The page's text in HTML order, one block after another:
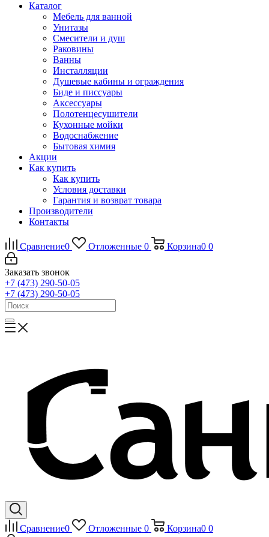
Каталог
Мебель для ванной
Унитазы
Смесители и душ
Раковины
Ванны
Инсталляции
Душевые кабины и ограждения
Биде и писсуары
Аксессуары
Полотенцесушители
Кухонные мойки
Водоснабжение
Бытовая химия
Акции
Как купить
Как купить
Условия доставки
Гарантия и возврат товара
Производители
Контакты
Сравнение0 Отложенные 0 Корзина0 0
Заказать звонок
+7 (473) 290-50-05
+7 (473) 290-50-05
Сравнение0 Отложенные 0 Корзина0 0